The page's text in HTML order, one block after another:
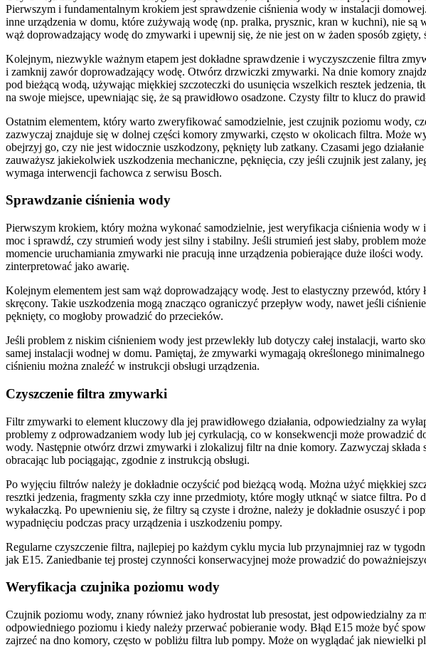
Pierwszym i fundamentalnym krokiem jest sprawdzenie ciśnienia wody w instalacji
inne urządzenia w domu, które zużywają wodę (np. pralka, prysznic, kran w kuchni), nie są
wąż doprowadzający wodę do zmywarki i upewnij się, że nie jest on w żaden sposób
Kolejnym, niezwykle ważnym etapem jest dokładne sprawdzenie i wyczyszczenie filtra
i zamknij zawór doprowadzający wodę. Otwórz drzwiczki zmywarki. Na dnie komory
pod bieżącą wodą, używając miękkiej szczoteczki do usunięcia wszelkich resztek jedzenia,
na swoje miejsce, upewniając się, że są prawidłowo osadzone. Czysty filtr to klucz do
Ostatnim elementem, który warto zweryfikować samodzielnie, jest czujnik poziomu wody,
zazwyczaj znajduje się w dolnej części komory zmywarki, często w okolicach filtra. Może
obejrzyj go, czy nie jest widocznie uszkodzony, pęknięty lub zatkany. Czasami jego
zauważysz jakiekolwiek uszkodzenia mechaniczne, pęknięcia, czy jeśli czujnik jest zalany,
wymaga interwencji fachowca z serwisu Bosch.
Sprawdzanie ciśnienia wody
Pierwszym krokiem, który można wykonać samodzielnie, jest weryfikacja ciśnienia wody w
moc i sprawdź, czy strumień wody jest silny i stabilny. Jeśli strumień jest słaby, problem
momencie uruchamiania zmywarki nie pracują inne urządzenia pobierające duże ilości
zinterpretować jako awarię.
Kolejnym elementem jest sam wąż doprowadzający wodę. Jest to elastyczny przewód,
skręcony. Takie uszkodzenia mogą znacząco ograniczyć przepływ wody, nawet jeśli
pęknięty, co mogłoby prowadzić do przecieków.
Jeśli problem z niskim ciśnieniem wody jest przewlekły lub dotyczy całej instalacji, warto
samej instalacji wodnej w domu. Pamiętaj, że zmywarki wymagają określonego
ciśnieniu można znaleźć w instrukcji obsługi urządzenia.
Czyszczenie filtra zmywarki
Filtr zmywarki to element kluczowy dla jej prawidłowego działania, odpowiedzialny za
problemy z odprowadzaniem wody lub jej cyrkulacją, co w konsekwencji może prowadzić
wody. Następnie otwórz drzwi zmywarki i zlokalizuj filtr na dnie komory. Zazwyczaj
obracając lub pociągając, zgodnie z instrukcją obsługi.
Po wyjęciu filtrów należy je dokładnie oczyścić pod bieżącą wodą. Można użyć miękkiej
resztki jedzenia, fragmenty szkła czy inne przedmioty, które mogły utknąć w siatce filtra.
wykałaczką. Po upewnieniu się, że filtry są czyste i drożne, należy je dokładnie osuszyć i
wypadnięciu podczas pracy urządzenia i uszkodzeniu pompy.
Regularne czyszczenie filtra, najlepiej po każdym cyklu mycia lub przynajmniej raz w
jak E15. Zaniedbanie tej prostej czynności konserwacyjnej może prowadzić do
Weryfikacja czujnika poziomu wody
Czujnik poziomu wody, znany również jako hydrostat lub presostat, jest odpowiedzialny
odpowiedniego poziomu i kiedy należy przerwać pobieranie wody. Błąd E15 może być
zajrzeć na dno komory, często w pobliżu filtra lub pompy. Może on wyglądać jak niewielki